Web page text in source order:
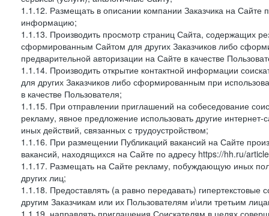
1.1.12. Размещать в описании компании Заказчика на Сайте
информацию;
1.1.13. Производить просмотр страниц Сайта, содержащих
сформированным Сайтом для других Заказчиков либо
предварительной авторизации на Сайте в качестве
1.1.14. Производить открытие контактной информации
для других Заказчиков либо сформированным при
в качестве Пользователя;
1.1.15. При отправлении приглашений на собеседование
рекламу, явное предложение использовать другие
иных действий, связанных с трудоустройством;
1.1.16. При размещении Публикаций вакансий на Сайте
вакансий, находящихся на Сайте по адресу https://hh.ru/
1.1.17. Размещать на Сайте рекламу, побуждающую иных
других лиц;
1.1.18. Предоставлять (а равно передавать)
другим Заказчикам или их Пользователям и\или третьим
1.1.19. направлять приглашения Соискателям в целях